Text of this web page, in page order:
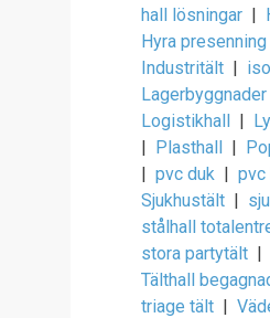
hall lösningar |
Hyra presenning
Industritält |
Lagerbyggnader
Logistikhall |
| Plasthall |
| pvc duk | pvc
Sjukhustält |
stålhall
stora partytält |
Tälthall
triage tält |